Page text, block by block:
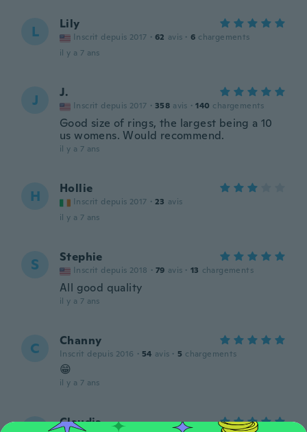
L Lily
Inscrit depuis 2017 · 62 avis · 6 chargements
il y a 7 ans
J J.
Inscrit depuis 2017 · 358 avis · 140 chargements
Good size of rings, the largest being a 10
us womens. Would recommend.
il y a 7 ans
H Hollie
Inscrit depuis 2017 · 23 avis
il y a 7 ans
S Stephie
Inscrit depuis 2018 · 79 avis · 13 chargements
All good quality
il y a 7 ans
C Channy
Inscrit depuis 2016 · 54 avis · 5 chargements
😁
il y a 7 ans
Claudia